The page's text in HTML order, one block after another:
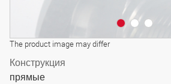
The product image may differ
Конструкция
прямые